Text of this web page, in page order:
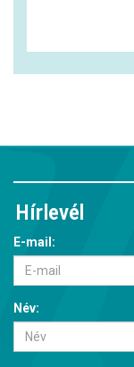
Hírlevél
E-mail:
Név: